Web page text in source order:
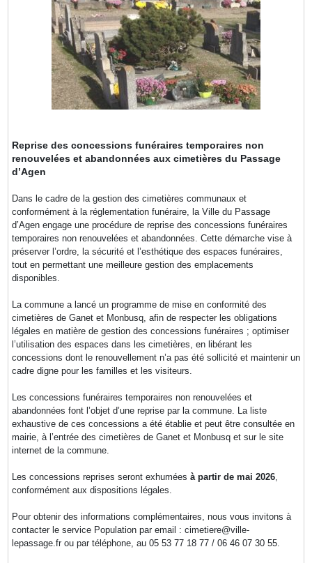
Reprise des concessions funéraires temporaires non
renouvelées et abandonnées aux cimetières du Passage
d’Agen
Dans le cadre de la gestion des cimetières communaux et
conformément à la réglementation funéraire, la Ville du Passage
d’Agen engage une procédure de reprise des concessions funéraires
temporaires non renouvelées et abandonnées. Cette démarche vise à
préserver l’ordre, la sécurité et l’esthétique des espaces funéraires,
tout en permettant une meilleure gestion des emplacements
disponibles.
La commune a lancé un programme de mise en conformité des
cimetières de Ganet et Monbusq, afin de respecter les obligations
légales en matière de gestion des concessions funéraires ; optimiser
l’utilisation des espaces dans les cimetières, en libérant les
concessions dont le renouvellement n’a pas été sollicité et maintenir un
cadre digne pour les familles et les visiteurs.
Les concessions funéraires temporaires non renouvelées et
abandonnées font l’objet d’une reprise par la commune. La liste
exhaustive de ces concessions a été établie et peut être consultée en
mairie, à l’entrée des cimetières de Ganet et Monbusq et sur le site
internet de la commune.
Les concessions reprises seront exhumées à partir de mai 2026
conformément aux dispositions légales.
Pour obtenir des informations complémentaires, nous vous invitons à
contacter le service Population par email : cimetiere@ville-
lepassage.fr ou par téléphone, au 05 53 77 18 77 / 06 46 07 30 55.